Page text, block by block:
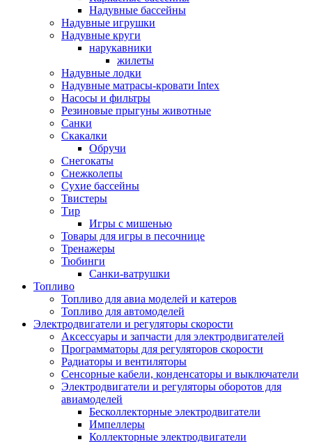
Надувные бассейны
Надувные игрушки
Надувные круги
нарукавники
жилеты
Надувные лодки
Надувные матрасы-кровати Intex
Насосы и фильтры
Резиновые прыгуны животные
Санки
Скакалки
Обручи
Снегокаты
Снежколепы
Сухие бассейны
Твистеры
Тир
Игры с мишенью
Товары для игры в песочнице
Тренажеры
Тюбинги
Санки-ватрушки
Топливо
Топливо для авиа моделей и катеров
Топливо для автомоделей
Электродвигатели и регуляторы скорости
Аксессуары и запчасти для электродвигателей
Программаторы для регуляторов скорости
Радиаторы и вентиляторы
Сенсорные кабели, конденсаторы и выключатели
Электродвигатели и регуляторы оборотов для
авиамоделей
Бесколлекторные электродвигатели
Импеллеры
Коллекторные электродвигатели